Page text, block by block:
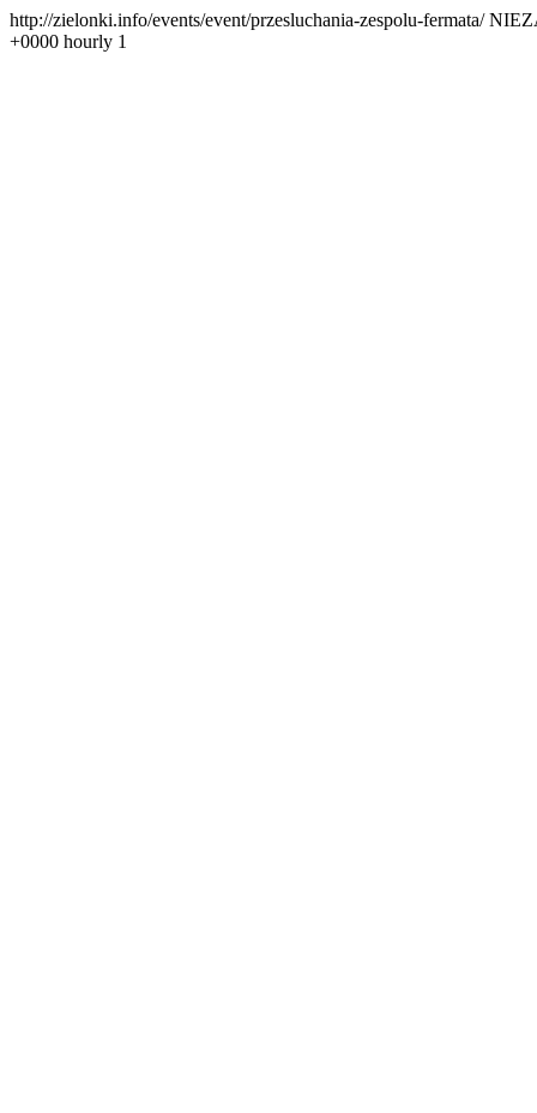
http://zielonki.info/events/event/przesluchania-zespolu-fermata/
+0000 hourly 1